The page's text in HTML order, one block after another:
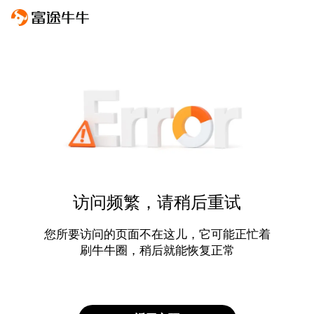
访问频繁，请稍后重试
您所要访问的页面不在这儿，它可能正忙着
刷牛牛圈，稍后就能恢复正常